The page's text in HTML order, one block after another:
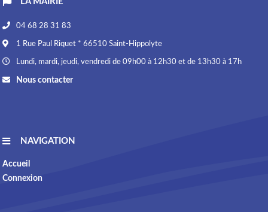
04 68 28 31 83
1 Rue Paul Riquet * 66510 Saint-Hippolyte
Lundi, mardi, jeudi, vendredi de 09h00 à 12h30 et de 13h30 à 17h
Nous contacter
NAVIGATION
Accueil
Connexion